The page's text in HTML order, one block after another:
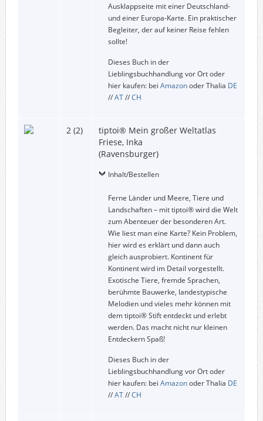
Ausklappseite mit einer Deutschland-
und einer Europa-Karte. Ein praktischer
Begleiter, der auf keiner Reise fehlen
sollte!
Dieses Buch in der
Lieblingsbuchhandlung vor Ort oder
hier kaufen: bei Amazonoder Thalia DE
//AT//CH
2 (2)
tiptoi® Mein großer Weltatlas
Friese, Inka
(Ravensburger)
Inhalt/Bestellen
Ferne Länder und Meere, Tiere und
Landschaften – mit tiptoi® wird die Welt
zum Abenteuer der besonderen Art.
Wie liest man eine Karte? Kein Problem,
hier wird es erklärt und dann auch
gleich ausprobiert. Kontinent für
Kontinent wird im Detail vorgestellt.
Exotische Tiere, fremde Sprachen,
berühmte Bauwerke, landestypische
Melodien und vieles mehr können mit
dem tiptoi® Stift entdeckt und erlebt
werden. Das macht nicht nur kleinen
Entdeckern Spaß!
Dieses Buch in der
Lieblingsbuchhandlung vor Ort oder
hier kaufen: bei Amazonoder Thalia DE
//AT//CH